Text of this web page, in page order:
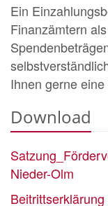
Ein
Finanzämtern
Ihnen gerne
Download
Nieder-Olm